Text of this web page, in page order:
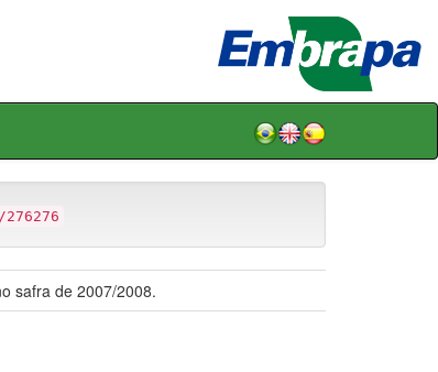
safra de 2007/2008.